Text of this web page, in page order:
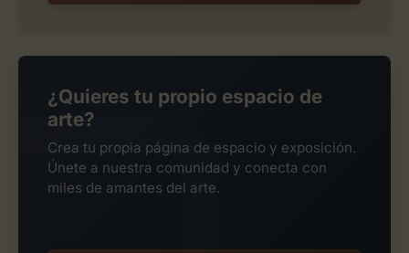
¿Quieres tu propio espacio de
arte?
Crea tu propia página de espacio y exposición.
Únete a nuestra comunidad y conecta con
miles de amantes del arte.